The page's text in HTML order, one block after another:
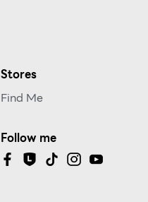
Stores
Find Me
Follow me